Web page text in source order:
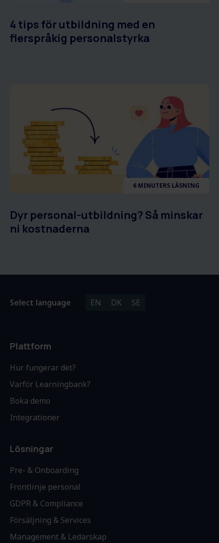
4 tips för utbildning med en
flerspråkig personalstyrka
6 MINUTERS LÄSNING
Dyr personal-utbildning? Så minskar
ni kostnaderna
Select language EN DK SE
Plattform
Hur fungerar det?
Varför Learningbank?
Boka demo
Integrationer
Lösningar
Pre- & Onboarding
Frontlinje personal
GDPR & Compliance
Försäljning & Services
Management & Ledarskap